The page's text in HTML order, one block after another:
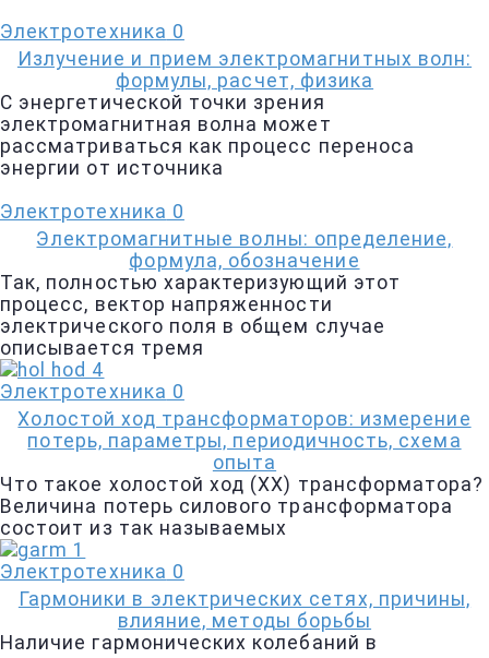
Электротехника 0
Излучение и прием электромагнитных волн:
формулы, расчет, физика
С энергетической точки зрения
электромагнитная волна может
рассматриваться как процесс переноса
энергии от источника
Электротехника 0
Электромагнитные волны: определение,
формула, обозначение
Так, полностью характеризующий этот
процесс, вектор напряженности
электрического поля в общем случае
описывается тремя
Электротехника 0
Холостой ход трансформаторов: измерение
потерь, параметры, периодичность, схема
опыта
Что такое холостой ход (ХХ) трансформатора?
Величина потерь силового трансформатора
состоит из так называемых
Электротехника 0
Гармоники в электрических сетях, причины,
влияние, методы борьбы
Наличие гармонических колебаний в